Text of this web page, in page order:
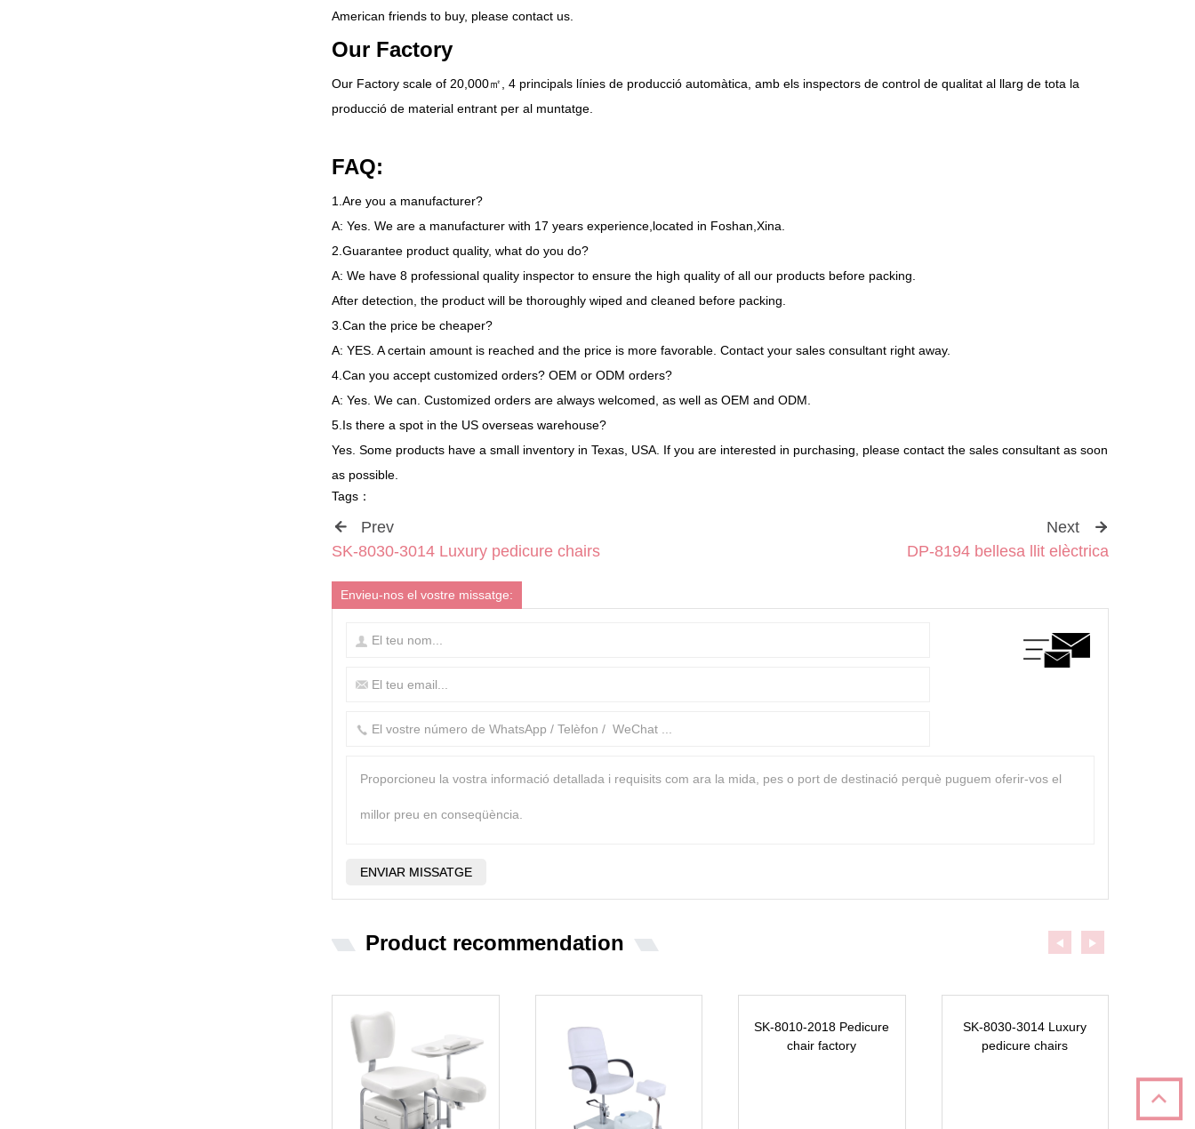
American friends to buy, please contact us.
Our Factory
Our Factory scale of 20,000㎡, 4 principals línies de producció automàtica, amb els inspectors de control de qualitat al llarg de tota la
producció de material entrant per al muntatge.
FAQ:
1.Are you a manufacturer?
A: Yes. We are a manufacturer with 17 years experience,located in Foshan,Xina.
2.Guarantee product quality, what do you do?
A: We have 8 professional quality inspector to ensure the high quality of all our products before packing.
After detection, the product will be thoroughly wiped and cleaned before packing.
3.Can the price be cheaper?
A: YES. A certain amount is reached and the price is more favorable. Contact your sales consultant right away.
4.Can you accept customized orders? OEM or ODM orders?
A: Yes. We can. Customized orders are always welcomed, as well as OEM and ODM.
5.Is there a spot in the US overseas warehouse?
Yes. Some products have a small inventory in Texas, USA. If you are interested in purchasing, please contact the sales consultant as soon
as possible.
Tags ：
Prev
SK-8030-3014 Luxury pedicure chairs
Next
DP-8194 bellesa llit elèctrica
Envieu-nos el vostre missatge:
Product recommendation
SK-8010-2018 Pedicure
chair factory
SK-8030-3014 Luxury
pedicure chairs